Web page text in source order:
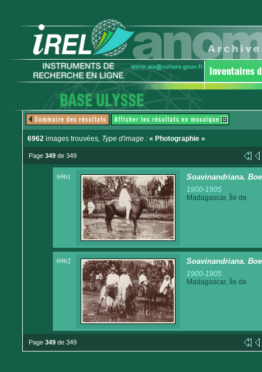
6962 images trouvées, Type d'image : « Photographie »
Page 349 de 349
6961 Soavinandriana.
1900-1905
Madagascar, Île de
6962 Soavinandriana.
1900-1905
Madagascar, Île de
Page 349 de 349